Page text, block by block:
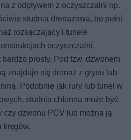
z odpływem z oczyszczalni np.
studnia drenażowa, bo pełni
rozsączający i tunele
oczyszczalni.
prosty. Pod tzw. dzwonem
znajduje się drenaż z grysu lub
Podobnie jak rury lub tunel w
studnia chłonna może być
czy dzwonu PCV lub można ją
kręgów.